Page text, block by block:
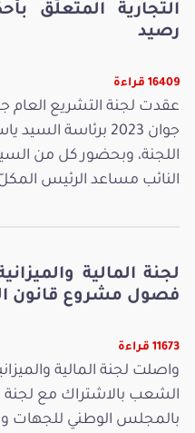
التجارية المتعلّق
رصيد
16409 قراءة
جوان 2023 برئاسة
اللجنة، وبحضور كل من
النائب مساعد الرئيس
لجنة المالية
فصول مشروع قانون
11673 قراءة
واصلت لجنة المالية
الشعب بالاشتراك مع لجنة
بالمجلس الوطني للجهات